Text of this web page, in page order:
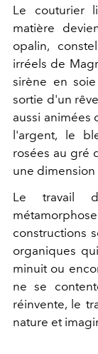
Le couturier
matière
opalin,
irréels de
sirène en
sortie d'un
aussi animées
l'argent, le
rosées au gré
une
Le travail
constructions
organiques
minuit ou
ne se
réinvente, le
nature et